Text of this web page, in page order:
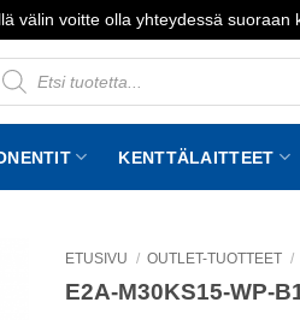
välin voitte olla yhteydessä
KENTTÄLAITTEET
ETUSIVU / OUTLET-TUOTTEET /
E2A-M30KS15-WP-